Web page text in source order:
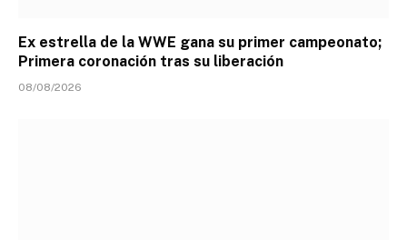
Ex estrella de la WWE gana su primer campeonato;
Primera coronación tras su liberación
08/08/2026